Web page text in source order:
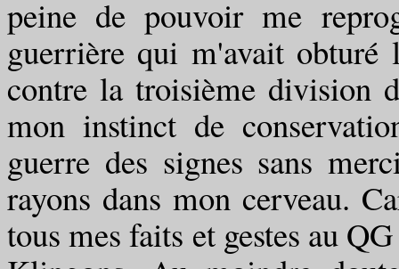
peine de pouvoir me
guerrière qui m'avait obturé
contre la troisième division
mon instinct de
guerre des signes sans
rayons dans mon cerveau.
tous mes faits et gestes au